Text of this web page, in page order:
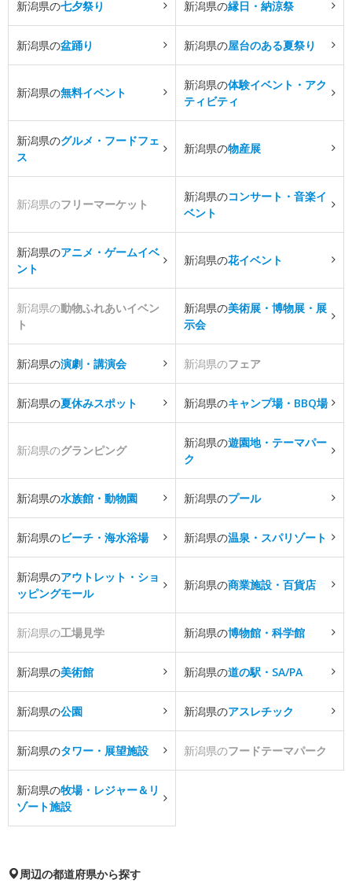
新潟県の七夕祭り 新潟県の縁日・納涼祭
新潟県の盆踊り 新潟県の屋台のある夏祭り
新潟県の無料イベント
新潟県の体験イベント・アク
ティビティ
新潟県のグルメ・フードフェ
ス
新潟県の物産展
新潟県のフリーマーケット
新潟県のコンサート・音楽イ
ベント
新潟県のアニメ・ゲームイベ
ント
新潟県の花イベント
新潟県の動物ふれあいイベン
ト
新潟県の美術展・博物展・展
示会
新潟県の演劇・講演会 新潟県のフェア
新潟県の夏休みスポット 新潟県のキャンプ場・BBQ場
新潟県のグランピング
新潟県の遊園地・テーマパー
ク
新潟県の水族館・動物園 新潟県のプール
新潟県のビーチ・海水浴場 新潟県の温泉・スパリゾート
新潟県のアウトレット・ショ
ッピングモール
新潟県の商業施設・百貨店
新潟県の工場見学 新潟県の博物館・科学館
新潟県の美術館 新潟県の道の駅・SA/PA
新潟県の公園 新潟県のアスレチック
新潟県のタワー・展望施設 新潟県のフードテーマパーク
新潟県の牧場・レジャー＆リ
ゾート施設
周辺の都道府県から探す